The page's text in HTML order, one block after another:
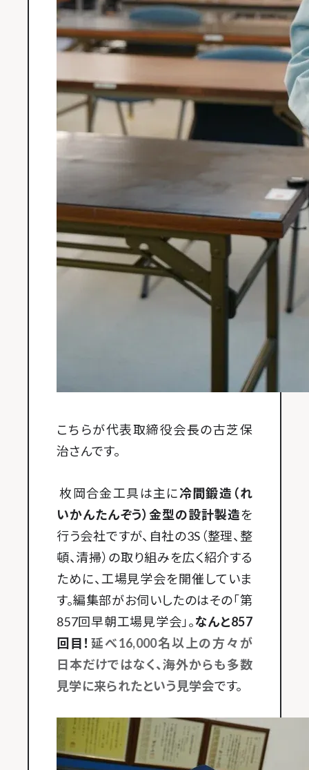
こちらが代表取締役会長の古芝保
治さんです。
枚岡合金工具は主に冷間鍛造（れ
いかんたんぞう）金型の設計製造を
行う会社ですが、自社の3S（整理、整
頓、清掃）の取り組みを広く紹介する
ために、工場見学会を開催していま
す。編集部がお伺いしたのはその「第
857回早朝工場見学会」。なんと857
回目！延べ16,000名以上の方々が
日本だけではなく、海外からも多数
見学に来られたという見学会です。